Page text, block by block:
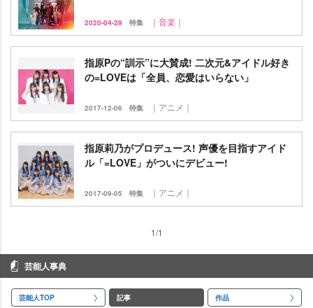
2020-04-29 特集 ｜音楽｜
指原Pの“訓示”に大賛成! 二次元&アイドル好き
の=LOVEは「全員、恋愛はいらない」
2017-12-06 特集 ｜アニメ｜
指原莉乃がプロデュース! 声優を目指すアイド
ル「=LOVE」がついにデビュー!
2017-09-05 特集 ｜アニメ｜
1/1
芸能人事典
芸能人TOP 記事 作品